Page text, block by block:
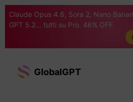
Claude Opus 4.6, Sora 2, Nano
GPT 5.2... tutti su Pro. 46% OFF
GlobalGPT